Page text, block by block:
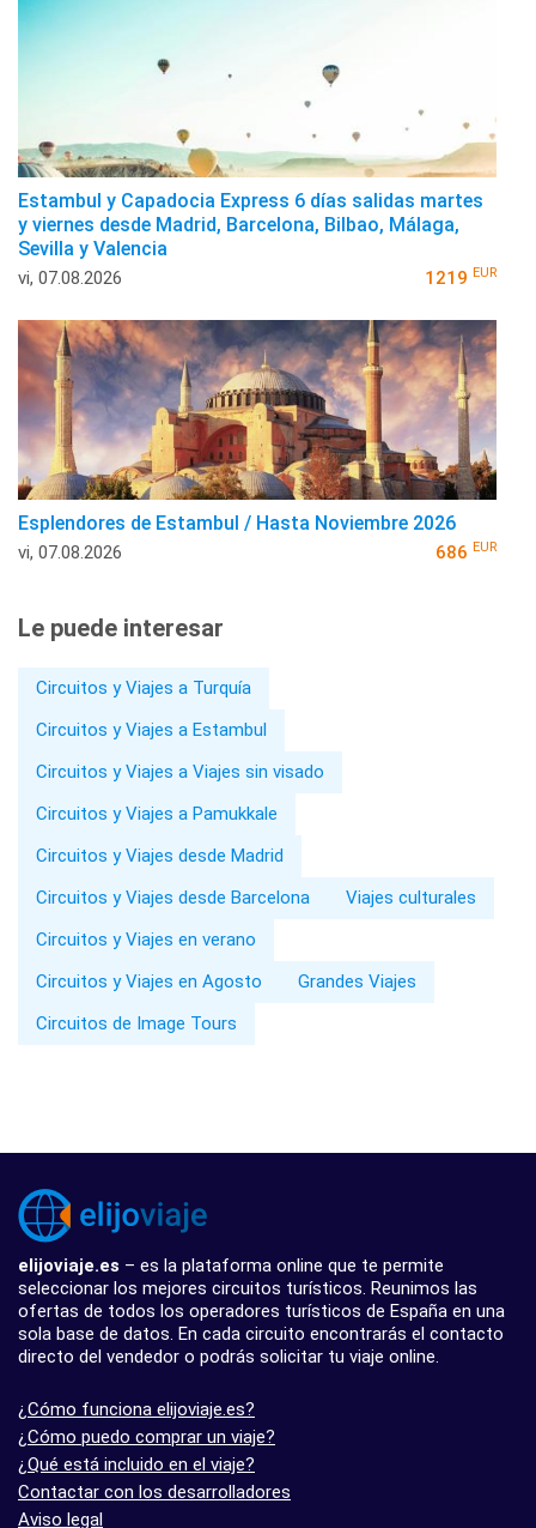
Estambul y Capadocia Express 6 días salidas martes
y viernes desde Madrid, Barcelona, Bilbao, Málaga,
Sevilla y Valencia
vi, 07.08.2026 1219 EUR
Esplendores de Estambul / Hasta Noviembre 2026
vi, 07.08.2026 686 EUR
Le puede interesar
Circuitos y Viajes a Turquía
Circuitos y Viajes a Estambul
Circuitos y Viajes a Viajes sin visado
Circuitos y Viajes a Pamukkale
Circuitos y Viajes desde Madrid
Circuitos y Viajes desde Barcelona
Viajes culturales
Circuitos y Viajes en verano
Circuitos y Viajes en Agosto
Grandes Viajes
Circuitos de Image Tours
elijoviaje.es – es la plataforma online que te permite
seleccionar los mejores circuitos turísticos. Reunimos las
ofertas de todos los operadores turísticos de España en una
sola base de datos. En cada circuito encontrarás el contacto
directo del vendedor o podrás solicitar tu viaje online.
¿Cómo funciona elijoviaje.es?
¿Cómo puedo comprar un viaje?
¿Qué está incluido en el viaje?
Contactar con los desarrolladores
Aviso legal